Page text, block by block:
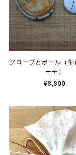
グローブとボール（帯
ーチ）
¥8,800